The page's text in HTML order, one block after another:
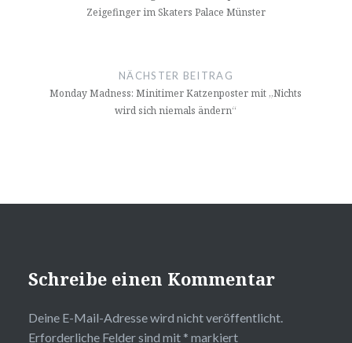
Zeigefinger im Skaters Palace Münster
NÄCHSTER BEITRAG
Monday Madness: Minitimer Katzenposter mit „Nichts
wird sich niemals ändern“
Schreibe einen Kommentar
Deine E-Mail-Adresse wird nicht veröffentlicht.
Erforderliche Felder sind mit * markiert